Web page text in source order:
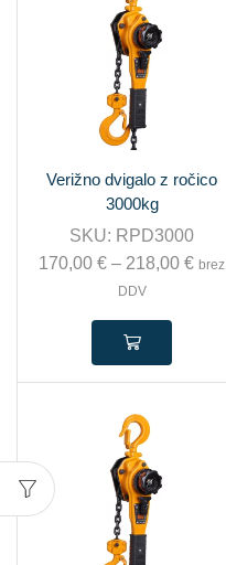
Verižno dvigalo z ročico
3000kg
SKU: RPD3000
170,00€ – 218,00€ brez
DDV